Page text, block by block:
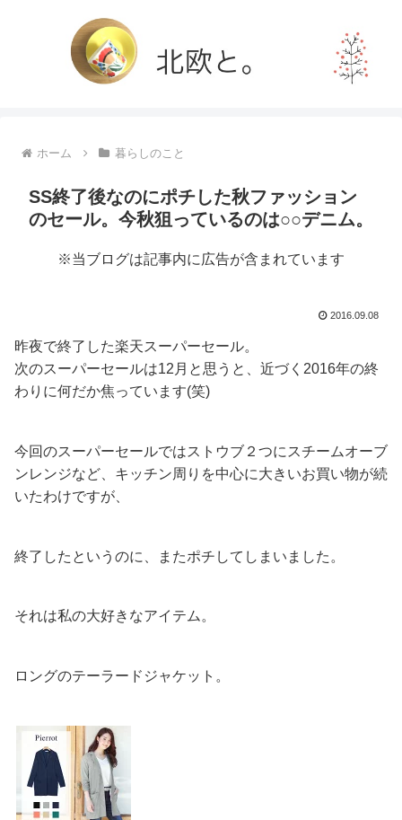
ホーム 暮らしのこと
SS終了後なのにポチした秋ファッション
のセール。今秋狙っているのは○○デニム。
※当ブログは記事内に広告が含まれています
2016.09.08
昨夜で終了した楽天スーパーセール。
次のスーパーセールは12月と思うと、近づく2016年の終
わりに何だか焦っています(笑)
今回のスーパーセールではストウブ２つにスチームオーブ
ンレンジなど、キッチン周りを中心に大きいお買い物が続
いたわけですが、
終了したというのに、またポチしてしまいました。
それは私の大好きなアイテム。
ロングのテーラードジャケット。